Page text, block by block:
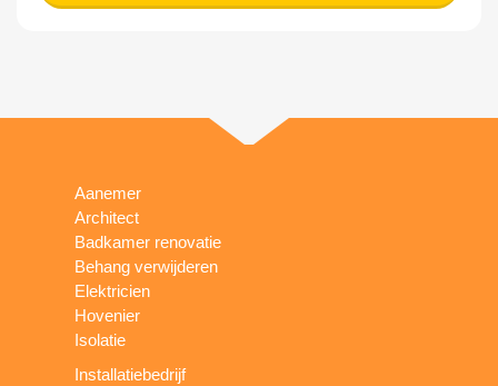
Aanemer
Architect
Badkamer renovatie
Behang verwijderen
Elektricien
Hovenier
Isolatie
Installatiebedrijf